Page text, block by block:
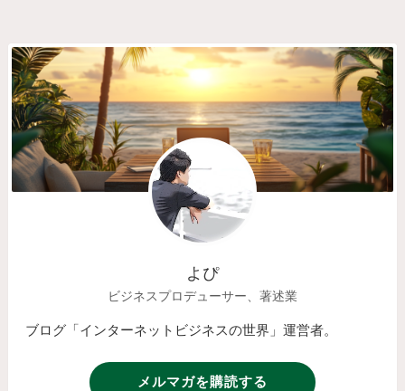
よぴ
ビジネスプロデューサー、著述業
ブログ「インターネットビジネスの世界」運営者。
メルマガを購読する